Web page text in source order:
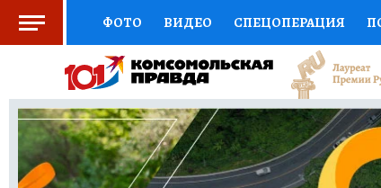
ФОТО ВИДЕО СПЕЦОПЕРАЦИЯ
СОЦПОДДЕРЖКА НАУКА СПОРТ
ВЫБОР ЭКСПЕРТОВ ДОКТОР
КНИЖНАЯ ПОЛКА ПРОГНОЗЫ НА